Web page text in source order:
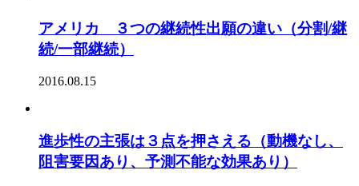
アメリカ ３つの継続性出願の違い（分割/継
続/一部継続）
2016.08.15
進歩性の主張は３点を押さえる（動機なし、
阻害要因あり、予測不能な効果あり）